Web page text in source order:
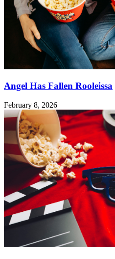
Angel Has Fallen Rooleissa
February 8, 2026